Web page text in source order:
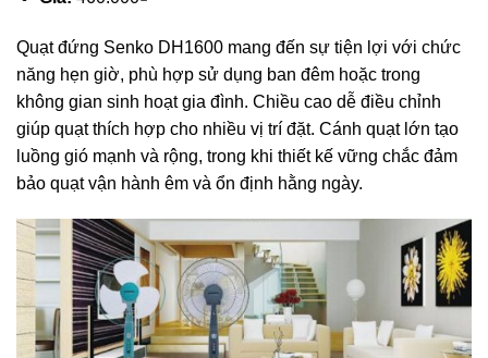
Quạt đứng Senko DH1600 mang đến sự tiện lợi với chức
năng hẹn giờ, phù hợp sử dụng ban đêm hoặc trong
không gian sinh hoạt gia đình. Chiều cao dễ điều chỉnh
giúp quạt thích hợp cho nhiều vị trí đặt. Cánh quạt lớn tạo
luồng gió mạnh và rộng, trong khi thiết kế vững chắc đảm
bảo quạt vận hành êm và ổn định hằng ngày.